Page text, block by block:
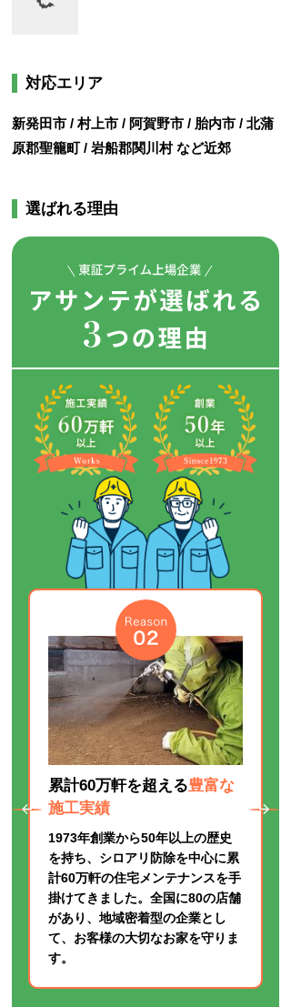
対応エリア
新発田市 / 村上市 / 阿賀野市 / 胎内市 / 北蒲
原郡聖籠町 / 岩船郡関川村 など近郊
選ばれる理由
5年保証・年1回の無料点検
付き
シロアリ防除は施工を行ってから
5年間が保証期間です。その間に
症状が出た場合は無償で再施工を
行います。
また、保証期間中は年1回の定期
点検（エコ割プランは5年で2回）
を行い、施工後の状態確認と総合